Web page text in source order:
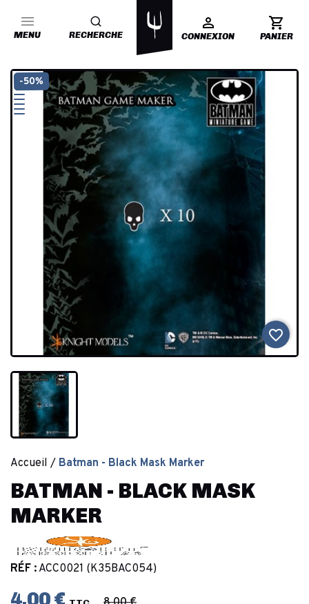
MENU RECHERCHE CONNEXION PANIER
-50%
favorite_border
Accueil Batman - Black Mask Marker
BATMAN - BLACK MASK
MARKER
RÉF : ACC0021 (K35BAC054)